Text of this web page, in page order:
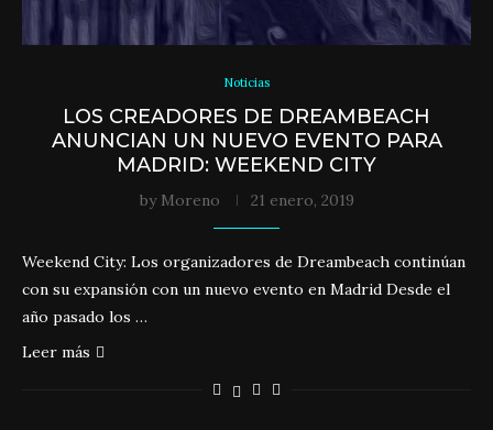
Noticias
LOS CREADORES DE DREAMBEACH
ANUNCIAN UN NUEVO EVENTO PARA
MADRID: WEEKEND CITY
by Moreno 21 enero, 2019
Weekend City: Los organizadores de Dreambeach continúan
con su expansión con un nuevo evento en Madrid Desde el
año pasado los …
Leer más